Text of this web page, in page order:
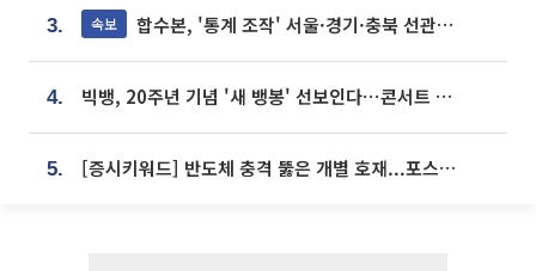
3. 속보 합수본, '통계 조작' 서울·경기·충북 선관위 등 추가 압수수색
4. 빅뱅, 20주년 기념 '새 뱅봉' 선보인다⋯콘서트 앞두고 팝업 개최
5. [증시키워드] 반도체 충격 뚫은 개별 호재...포스코퓨처엠·에코프로·한화솔루션 '눈길'